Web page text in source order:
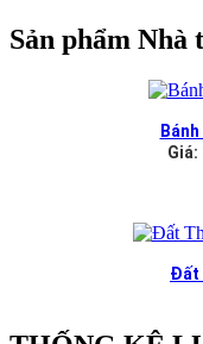
Sản phẩm Nhà
Giá:
Đất